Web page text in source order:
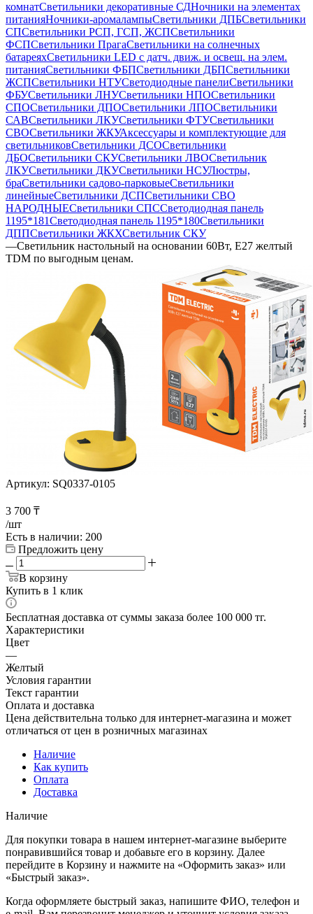
комнатСветильники декоративные СДНочники на элементах
питанияНочники-аромалампыСветильники ДПБСветильники
СПСветильники РСП, ГСП, ЖСПСветильники
ФСПСветильники ПрагаСветильники на солнечных
батареяхСветильники LED с датч. движ. и освещ. на элем.
питанияСветильники ФБПСветильники ДБПСветильники
ЖСПСветильники НТУСветодиодные панелиСветильники
ФБУСветильники ЛНУСветильники НПОСветильники
СПОСветильники ДПОСветильники ЛПОСветильники
САВСветильники ЛКУСветильники ФТУСветильники
СВОСветильники ЖКУАксессуары и комплектующие для
светильниковСветильники ДСОСветильники
ДБОСветильники СКУСветильники ЛВОСветильник
ЛКУСветильники ДКУСветильники НСУЛюстры,
браСветильники садово-парковыеСветильники
линейныеСветильники ДСПСветильники СВО
НАРОДНЫЕСветильники СПССветодиодная панель
1195*181Светодиодная панель 1195*180Светильники
ДППСветильники ЖКХСветильник СКУ
—Светильник настольный на основании 60Вт, E27 желтый
TDM по выгодным ценам.
Артикул: SQ0337-0105
3 700 ₸
/шт
Есть в наличии: 200
Предложить цену
В корзину
Купить в 1 клик
Бесплатная доставка от суммы заказа более 100 000 тг.
Характеристики
Цвет
—
Желтый
Условия гарантии
Текст гарантии
Оплата и доставка
Цена действительна только для интернет-магазина и может
отличаться от цен в розничных магазинах
Наличие
Как купить
Оплата
Доставка
Наличие
Для покупки товара в нашем интернет-магазине выберите
понравившийся товар и добавьте его в корзину. Далее
перейдите в Корзину и нажмите на «Оформить заказ» или
«Быстрый заказ».
Когда оформляете быстрый заказ, напишите ФИО, телефон и